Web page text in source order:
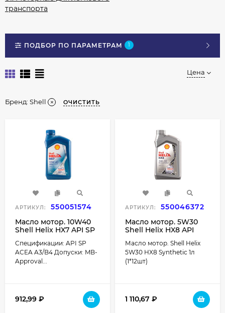
транспорта
ПОДБОР ПО ПАРАМЕТРАМ 1
Цена
Бренд: Shell ОЧИСТИТЬ
АРТИКУЛ:
550051574
Масло мотор. 10W40
Shell Helix HX7 API SP
л.) 1*12 шт. (синяя)
Спецификации: API SP
ACEA A3/B4 Допуски: MB-
Approval...
912,99 ₽
АРТИКУЛ:
550046372
Масло мотор. 5W30
Shell Helix HX8 API
пластик (1 л.) 1*12 шт.
Масло мотор. Shell Helix
5W30 HX8 Synthetic 1л
(1*12шт)
1 110,67 ₽